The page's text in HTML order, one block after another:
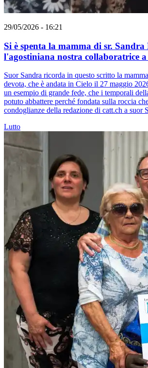
29/05/2026 - 16:21
Si è spenta la mamma di sr.
l'agostiniana nostra collaboratrice a
Suor Sandra ricorda in questo scritto la
devota, che è andata in Cielo il 27 maggio
un esempio di grande fede, che i temporali
potuto abbattere perché fondata sulla roccia
condoglianze della redazione di catt.ch a suor
Lutto